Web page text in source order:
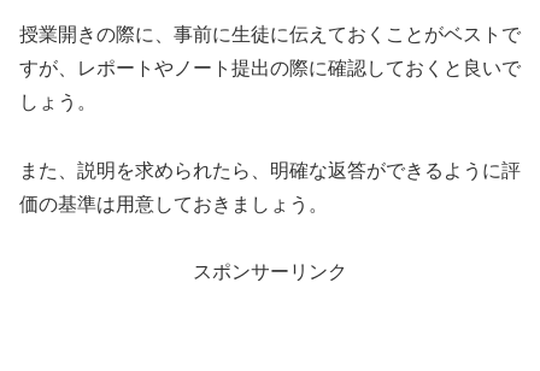
授業開きの際に、事前に生徒に伝えておくことがベストで
すが、レポートやノート提出の際に確認しておくと良いで
しょう。
また、説明を求められたら、明確な返答ができるように評
価の基準は用意しておきましょう。
スポンサーリンク